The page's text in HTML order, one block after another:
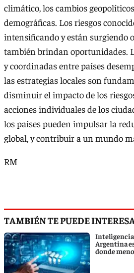
climático, los cambios
demográficas. Los riesgos
intensificando y están surgiendo
también brindan oportunidades.
y coordinadas entre países
las estrategias locales son
disminuir el impacto de los
acciones individuales de los
los países pueden impulsar la
global, y contribuir a un mundo
RM
TAMBIÉN TE PUEDE
Argentina
donde